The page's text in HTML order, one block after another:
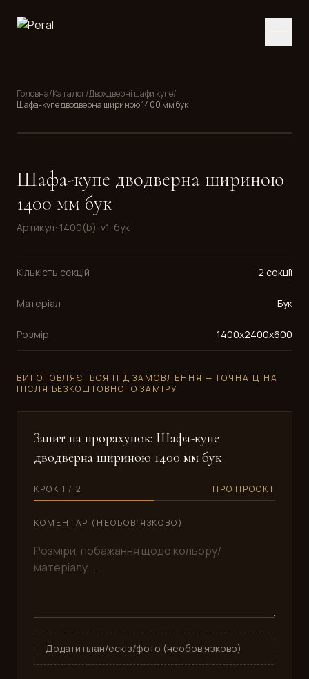
Головна/Каталог/Двохдверні шафи купе/
Шафа-купе дводверна шириною 1400 мм бук
Шафа-купе дводверна шириною
1400 мм бук
Артикул: 1400(b)-v1-бук
Кількість секцій 2 секції
Матеріал Бук
Розмір 1400x2400x600
ВИГОТОВЛЯЄТЬСЯ ПІД ЗАМОВЛЕННЯ — ТОЧНА ЦІНА
ПІСЛЯ БЕЗКОШТОВНОГО ЗАМІРУ
Запит на прорахунок: Шафа-купе
дводверна шириною 1400 мм бук
КРОК 1 / 2 ПРО ПРОЄКТ
КОМЕНТАР (НЕОБОВ’ЯЗКОВО)
Додати план/ескіз/фото (необов’язково)